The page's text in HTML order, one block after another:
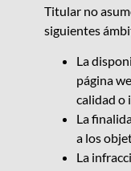
Titular no
siguientes
La
página
calidad o
La
a los
La